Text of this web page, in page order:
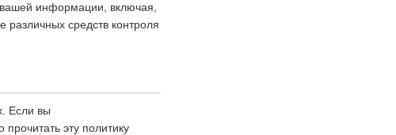
вашей информации, включая,
средств контроля
Если вы
эту политику